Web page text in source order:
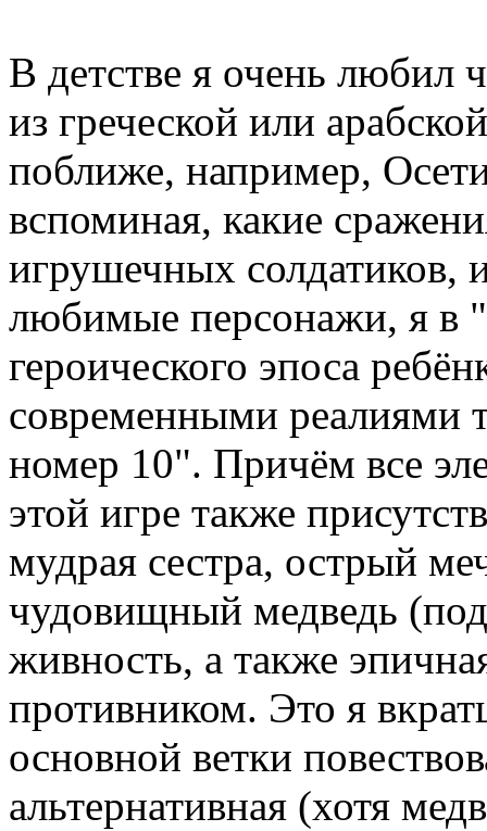
В детстве я очень любил
из греческой или
поближе, например,
вспоминая, какие
игрушечных солдатиков,
любимые персонажи, я в
героического эпоса
современными реалиями
номер 10". Причём все
этой игре также
мудрая сестра, острый
чудовищный медведь
живность, а также
противником. Это я
основной ветки
альтернативная (хотя